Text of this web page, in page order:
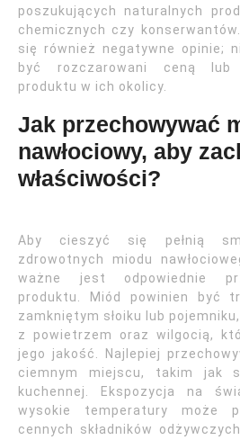
poszukujących naturalnych
chemicznych czy
się również negatywne opinie;
być rozczarowani ceną lub
produktu w ich okolicy.
Jak przechowywać
nawłociowy, aby
właściwości?
Aby cieszyć się pełnią
zdrowotnych miodu
ważne jest odpowiednie
produktu. Miód powinien być
zamkniętym słoiku lub
z powietrzem oraz wilgocią,
jego jakość. Najlepiej
ciemnym miejscu, takim jak
kuchennej. Ekspozycja na
wysokie temperatury może
cennych składników